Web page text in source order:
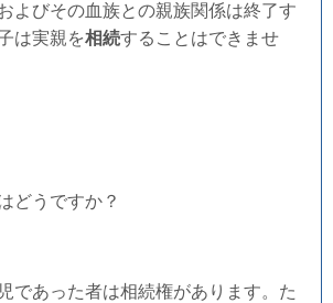
よびその血族との親族関係は終了す
は実親を相続することはできませ
どうですか？
であった者は相続権があります。た